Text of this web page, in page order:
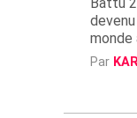
monde
Par